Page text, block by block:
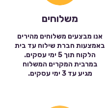
משלוחים
אנו מבצעים משלוחים מהירים
באמצעות חברת שילוח עד בית
הלקוח תוך 5 ימי עסקים.
במרבית המקרים המשלוח
מגיע עד 3 ימי עסקים.